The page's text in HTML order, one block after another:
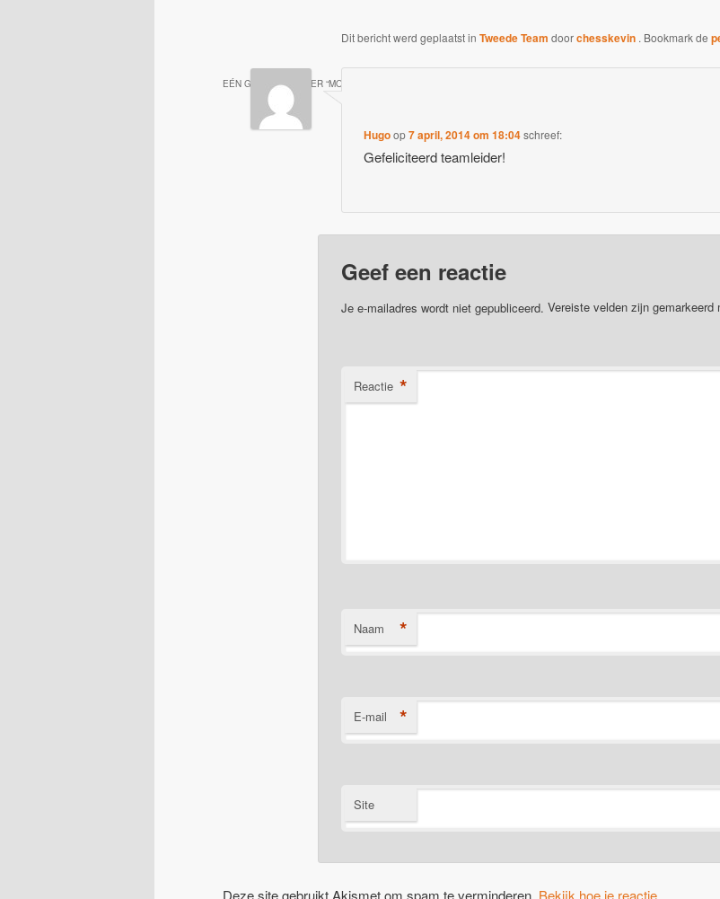
Dit bericht werd geplaatst in Tweede Team doorchesskevin . Bookmark de
EÉN GEDACHTE OVER “MOERKAPELLE 2 BEHAALT KAMPIOENSCHAP
Hugoop7 april, 2014 om 18:04schreef:
Gefeliciteerd teamleider!
Geef een reactie
Je e-mailadres wordt niet gepubliceerd. Vereiste velden zijn gemarkeerd
Reactie *
Naam *
E-mail *
Site
Deze site gebruikt Akismet om spam te verminderen. Bekijk hoe je reactie